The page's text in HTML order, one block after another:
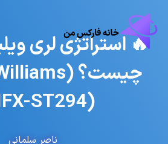
🔥 استراتژی لری
(IFX-ST294) ⭐️
ناصر سلمانی